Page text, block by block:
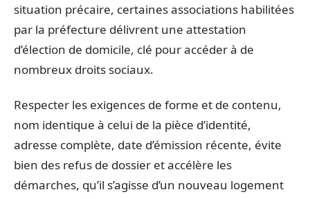
situation précaire, certaines associations habilitées
par la préfecture délivrent une attestation
d’élection de domicile, clé pour accéder à de
nombreux droits sociaux.
Respecter les exigences de forme et de contenu,
nom identique à celui de la pièce d’identité,
adresse complète, date d’émission récente, évite
bien des refus de dossier et accélère les
démarches, qu’il s’agisse d’un nouveau logement